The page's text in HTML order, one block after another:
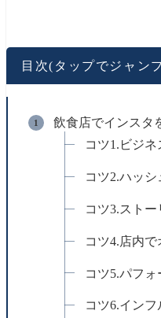
目次(タップでジャン
飲食店でインスタ
コツ1.ビジ
コツ2.ハッ
コツ3.スト
コツ4.店内
コツ5.パフ
コツ6.イン